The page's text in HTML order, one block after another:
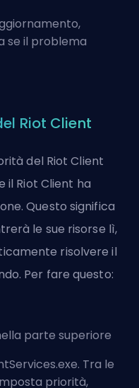
se il problema
Riot Client
del Riot Client
il Riot Client ha
Questo significa
le sue risorse lì,
risolvere il
Per fare questo:
parte superiore
Tra le
priorità,